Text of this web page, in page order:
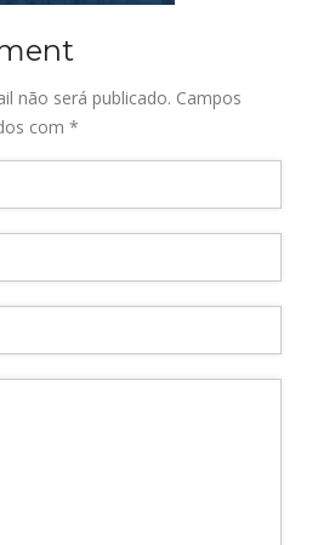
não será publicado. Campos
com *